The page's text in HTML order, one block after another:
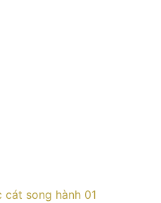
cát song hành 01